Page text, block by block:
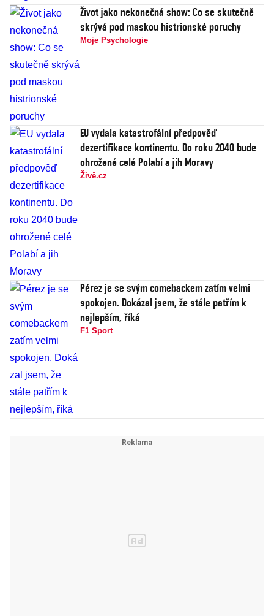
Život jako nekonečná show: Co se skutečně
skrývá pod maskou histrionské poruchy
Moje Psychologie
EU vydala katastrofální předpověď
dezertifikace kontinentu. Do roku 2040 bude
ohrožené celé Polabí a jih Moravy
Živě.cz
Pérez je se svým comebackem zatím velmi
spokojen. Dokázal jsem, že stále patřím k
nejlepším, říká
F1 Sport